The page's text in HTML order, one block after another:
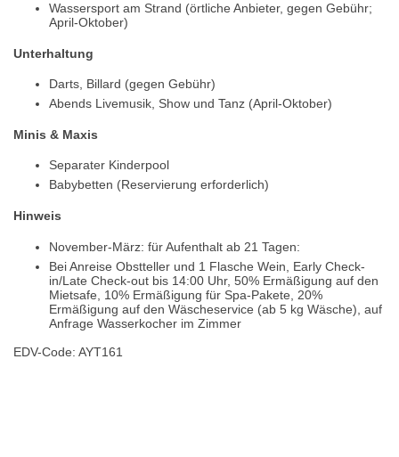
Wassersport am Strand (örtliche Anbieter, gegen Gebühr;
April-Oktober)
Unterhaltung
Darts, Billard (gegen Gebühr)
Abends Livemusik, Show und Tanz (April-Oktober)
Minis & Maxis
Separater Kinderpool
Babybetten (Reservierung erforderlich)
Hinweis
November-März: für Aufenthalt ab 21 Tagen:
Bei Anreise Obstteller und 1 Flasche Wein, Early Check-
in/Late Check-out bis 14:00 Uhr, 50% Ermäßigung auf den
Mietsafe, 10% Ermäßigung für Spa-Pakete, 20%
Ermäßigung auf den Wäscheservice (ab 5 kg Wäsche), auf
Anfrage Wasserkocher im Zimmer
EDV-Code: AYT161